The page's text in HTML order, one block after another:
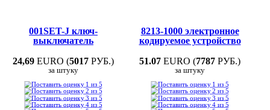
001SET-J ключ-
выключатель
24,69 EURO (5017 РУБ.)
за штуку
8213-1000 электронное
кодируемое устройство
51.07 EURO (7787 РУБ.)
за штуку